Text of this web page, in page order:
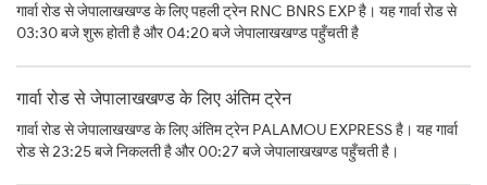
गार्वा रोड से जेपालाखखण्ड के लिए पहली ट्रेन RNC BNRS EXP है। यह गार्वा रोड से
03:30 बजे शुरू होती है और 04:20 बजे जेपालाखखण्ड पहुँचती है
गार्वा रोड से जेपालाखखण्ड के लिए अंतिम ट्रेन
गार्वा रोड से जेपालाखखण्ड के लिए अंतिम ट्रेन PALAMOU EXPRESS है। यह गार्वा
रोड से 23:25 बजे निकलती है और 00:27 बजे जेपालाखखण्ड पहुँचती है।